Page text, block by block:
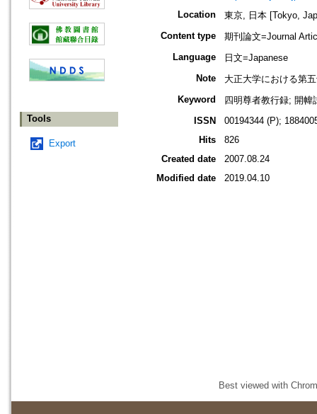
Tools
Export
Location
東京, 日本 [Tokyo,
Content type
期刊論文=Journal
Language
日文=Japanese
Note
大正大学における第
Keyword
四明尊者教行録; 開
ISSN
00194344 (P);
Hits
826
Created date
2007.08.24
Modified date
2019.04.10
Best viewed with